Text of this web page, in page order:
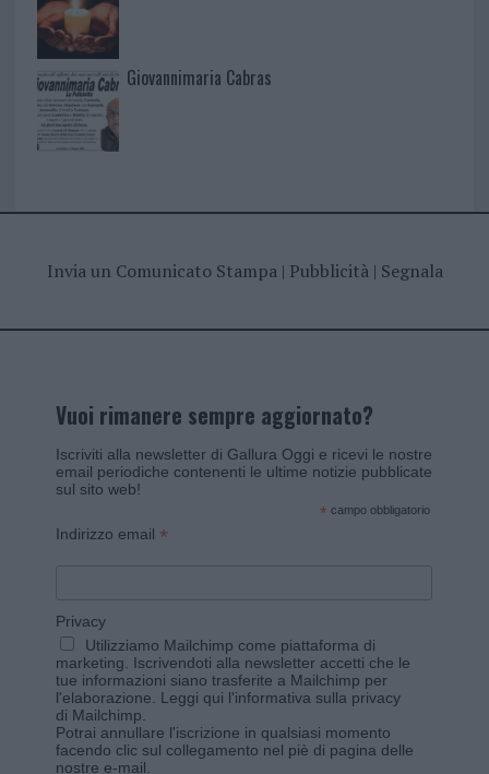
Giovannimaria Cabras
Invia un Comunicato Stampa| Pubblicità| Segnala
Vuoi rimanere sempre aggiornato?
Iscriviti alla newsletter di Gallura Oggi e ricevi le nostre
email periodiche contenenti le ultime notizie pubblicate
sul sito web!
* campo obbligatorio
Indirizzo email *
Privacy
Utilizziamo Mailchimp come piattaforma di
marketing. Iscrivendoti alla newsletter accetti che le
tue informazioni siano trasferite a Mailchimp per
l'elaborazione. Leggi qui l'informativa sulla privacy
di Mailchimp
Potrai annullare l'iscrizione in qualsiasi momento
facendo clic sul collegamento nel piè di pagina delle
nostre e-mail.